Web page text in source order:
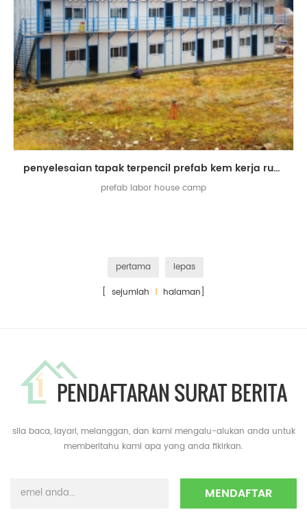
penyelesaian tapak terpencil prefab kem kerja rumah
prefab labor house camp
pertama
lepas
[ sejumlah 1 halaman]
PENDAFTARAN SURAT BERITA
sila baca, layari, melanggan, dan kami mengalu-alukan anda untuk
memberitahu kami apa yang anda fikirkan.